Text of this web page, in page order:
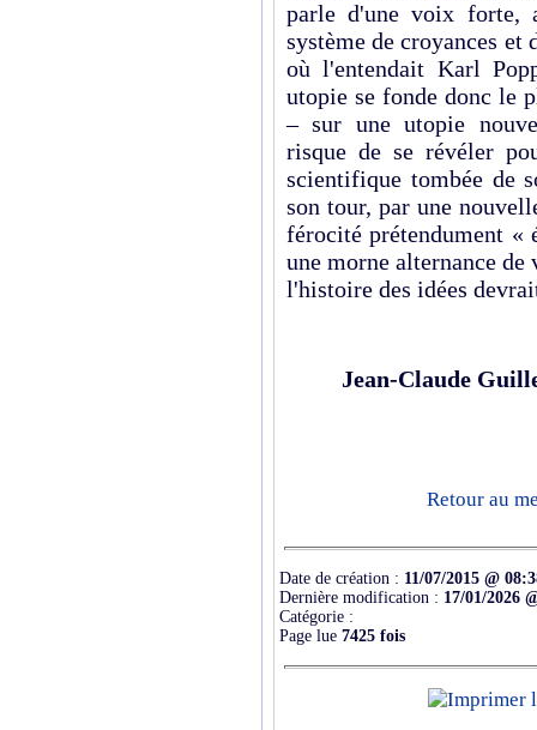
parle d'une voix forte,
système de croyances et
où l'entendait Karl
utopie se fonde donc le
– sur une utopie
risque de se révéler
scientifique tombée de
son tour, par une
férocité prétendument «
une morne alternance de
l'histoire des idées
Jean-Claude
Retour au
Date de création : 11/07/2015 @
Dernière modification : 17/01/2026
Catégorie :
Page lue 7425 fois